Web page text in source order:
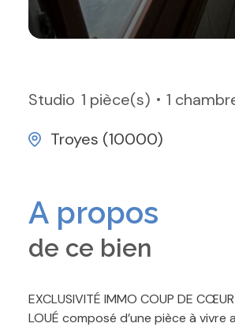
Studio 1 pièce(s) 1
Troyes (10000)
A propos
de ce bien
EXCLUSIVITÉ IMMO COUP DE
LOUÉ composé d’une pièce à vivre